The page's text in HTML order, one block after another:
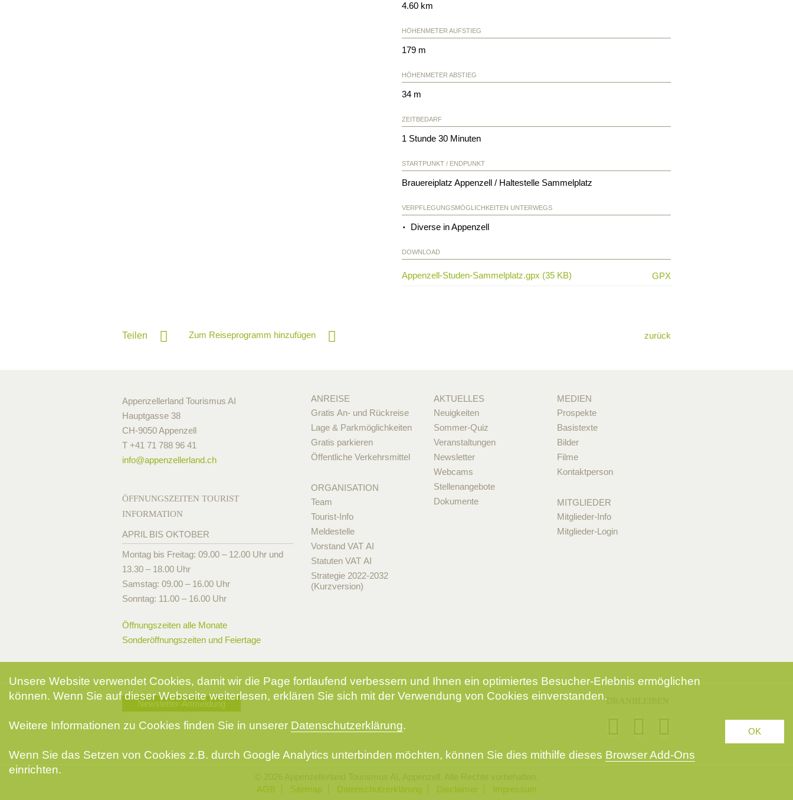
4.60 km
HÖHENMETER AUFSTIEG
179 m
HÖHENMETER ABSTIEG
34 m
ZEITBEDARF
1 Stunde 30 Minuten
STARTPUNKT / ENDPUNKT
Brauereiplatz Appenzell / Haltestelle Sammelplatz
VERPFLEGUNGSMÖGLICHKEITEN UNTERWEGS
Diverse in Appenzell
DOWNLOAD
Appenzell-Studen-Sammelplatz.gpx (35 KB) GPX
Teilen Zum Reiseprogramm hinzufügen zurück
Appenzellerland Tourismus AI
Hauptgasse 38
CH-9050 Appenzell
T +41 71 788 96 41
info@appenzellerland.ch
ÖFFNUNGSZEITEN TOURIST
INFORMATION
APRIL BIS OKTOBER
Montag bis Freitag: 09.00 – 12.00 Uhr und
13.30 – 18.00 Uhr
Samstag: 09.00 – 16.00 Uhr
Sonntag: 11.00 – 16.00 Uhr
Öffnungszeiten alle Monate
Sonderöffnungszeiten und Feiertage
ANREISE
Gratis An- und Rückreise
Lage & Parkmöglichkeiten
Gratis parkieren
Öffentliche Verkehrsmittel
ORGANISATION
Team
Tourist-Info
Meldestelle
Vorstand VAT AI
Statuten VAT AI
Strategie 2022-2032
(Kurzversion)
AKTUELLES
Neuigkeiten
Sommer-Quiz
Veranstaltungen
Newsletter
Webcams
Stellenangebote
Dokumente
MEDIEN
Prospekte
Basistexte
Bilder
Filme
Kontaktperson
MITGLIEDER
Mitglieder-Info
Mitglieder-Login
Newsletter-Anmeldung
AGB
Sitemap Datenschutzerklärung Disclaimer Impressum
Unsere Website verwendet Cookies, damit wir die Page fortlaufend verbessern und Ihnen ein optimiertes Besucher-Erlebnis ermöglichen
können. Wenn Sie auf dieser Webseite weiterlesen, erklären Sie sich mit der Verwendung von Cookies einverstanden.
Weitere Informationen zu Cookies finden Sie in unserer Datenschutzerklärung.
Wenn Sie das Setzen von Cookies z.B. durch Google Analytics unterbinden möchten, können Sie dies mithilfe dieses Browser Add-Ons
einrichten.
OK